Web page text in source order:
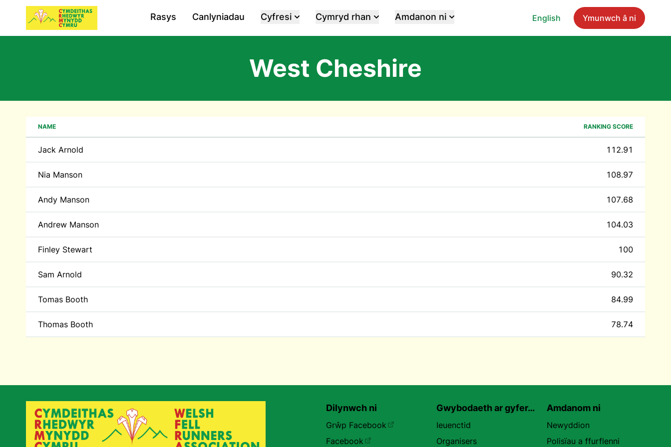
English Ymunwch â ni
Rasys Canlyniadau Cyfresi Cymryd rhan Amdanon ni
West Cheshire
NAME RANKING SCORE
Jack Arnold 112.91
Nia Manson 108.97
Andy Manson 107.68
Andrew Manson 104.03
Finley Stewart 100
Sam Arnold 90.32
Tomas Booth 84.99
Thomas Booth 78.74
Dilynwch ni
Grŵp Facebook
Facebook
Gwybodaeth ar gyfer…
Ieuenctid
Organisers
Amdanom ni
Newyddion
Polisïau a ffurflenni